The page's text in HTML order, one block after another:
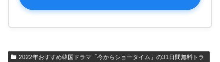
2022年おすすめ韓国ドラマ「今からショータイム」の31日間無料トラ